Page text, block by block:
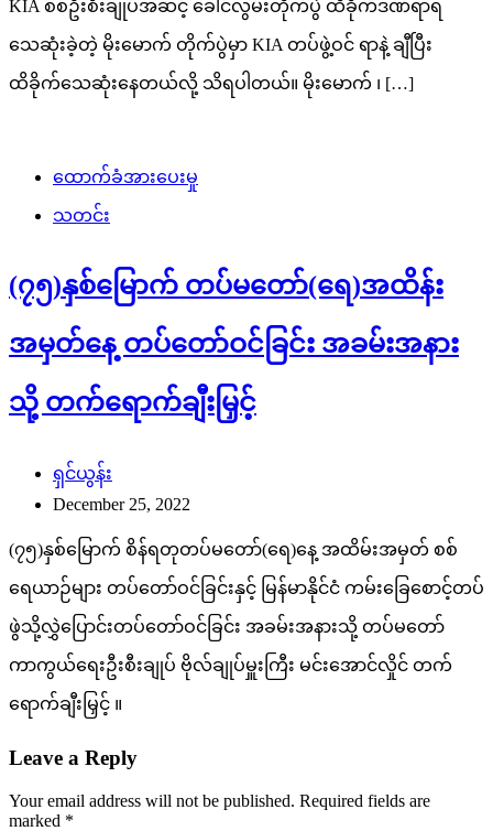
KIA စစ်ဦးစီးချုပ်အဆင့် ခေါင်လွမ်းတိုက်ပွဲ ထိခိုက်ဒဏ်ရာရ
သေဆုံးခဲ့တဲ့ မိုးမောက် တိုက်ပွဲမှာ KIA တပ်ဖွဲ့ဝင် ရာနဲ့ ချီပြီး
ထိခိုက်သေဆုံးနေတယ်လို့ သိရပါတယ်။ မိုးမောက် ၊ […]
ထောက်ခံအားပေးမှု
သတင်း
(၇၅)နှစ်မြောက် တပ်မတော်(ရေ)အထိန်း
အမှတ်နေ့ တပ်တော်ဝင်ခြင်း အခမ်းအနား
သို့ တက်ရောက်ချီးမြှင့်
ရှင်ယွန်း
December 25, 2022
(၇၅)နှစ်မြောက် စိန်ရတုတပ်မတော်(ရေ)နေ့ အထိမ်းအမှတ် စစ်
ရေယာဉ်များ တပ်တော်ဝင်ခြင်းနှင့် မြန်မာနိုင်ငံ ကမ်းခြေစောင့်တပ်
ဖွဲသို့လွှဲပြောင်းတပ်တော်ဝင်ခြင်း အခမ်းအနားသို့ တပ်မတော်
ကာကွယ်ရေးဦးစီးချုပ် ဗိုလ်ချုပ်မှူးကြီး မင်းအောင်လှိုင် တက်
ရောက်ချီးမြှင့် ။
Leave a Reply
Your email address will not be published. Required fields are
marked *